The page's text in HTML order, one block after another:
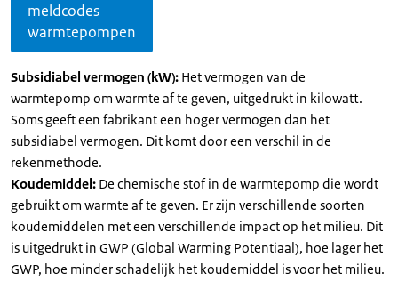
meldcodes
warmtepompen
Subsidiabel vermogen (kW): Het vermogen van de
warmtepomp om warmte af te geven, uitgedrukt in kilowatt.
Soms geeft een fabrikant een hoger vermogen dan het
subsidiabel vermogen. Dit komt door een verschil in de
rekenmethode.
Koudemiddel: De chemische stof in de warmtepomp die wordt
gebruikt om warmte af te geven. Er zijn verschillende soorten
koudemiddelen met een verschillende impact op het milieu. Dit
is uitgedrukt in GWP (Global Warming Potentiaal), hoe lager het
GWP, hoe minder schadelijk het koudemiddel is voor het milieu.